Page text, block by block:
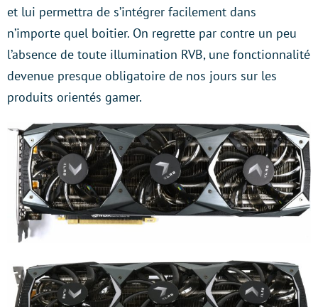
et lui permettra de s’intégrer facilement dans
n’importe quel boitier. On regrette par contre un peu
l’absence de toute illumination RVB, une fonctionnalité
devenue presque obligatoire de nos jours sur les
produits orientés gamer.